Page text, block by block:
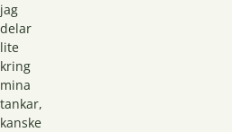
jag
delar
lite
kring
mina
tankar,
kanske